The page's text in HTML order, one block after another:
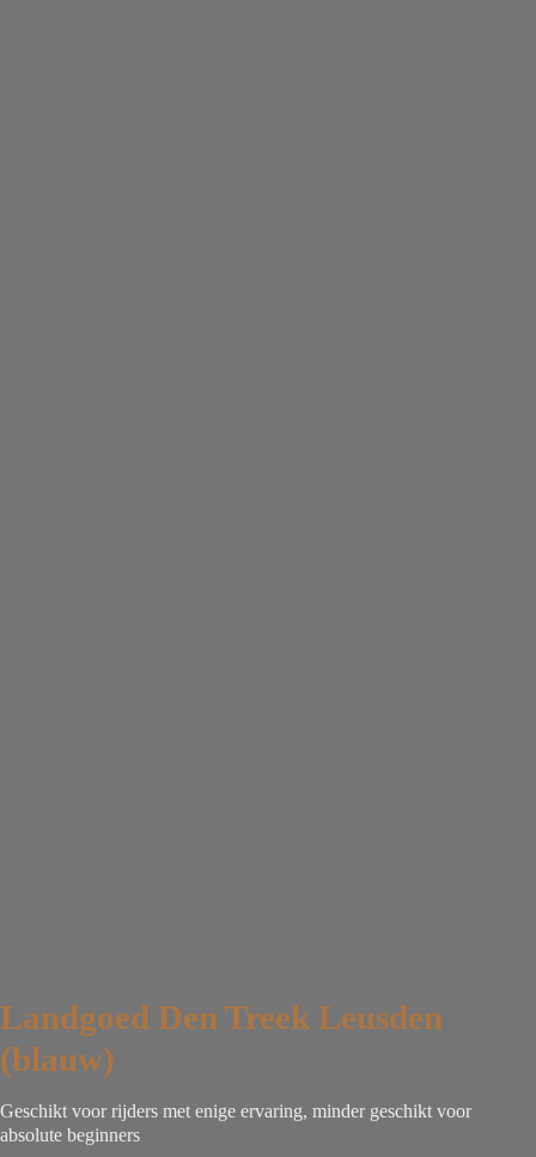
Landgoed Den Treek Leusden
(blauw)
Geschikt voor rijders met enige ervaring, minder geschikt voor
absolute beginners